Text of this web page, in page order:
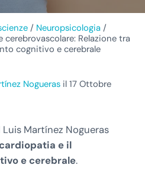
/ Neuropsicologia /
cerebrovascolare: Relazione tra
cognitivo e cerebrale
Noguerasil 17 Ottobre
Martínez Nogueras
e il
e cerebrale.